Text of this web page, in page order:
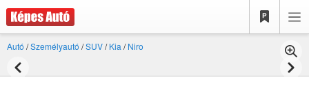
Autó /Személyautó /SUV/Kia /Niro